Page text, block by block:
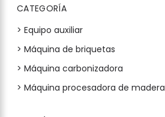
CATEGORÍA
> Equipo auxiliar
> Máquina de briquetas
> Máquina carbonizadora
> Máquina procesadora de madera